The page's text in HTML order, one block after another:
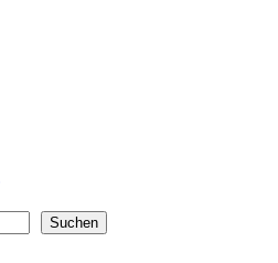
Suchen